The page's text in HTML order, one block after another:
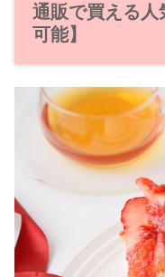
通販で買える人
可能】